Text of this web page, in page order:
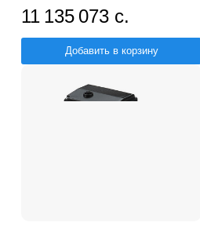
11 135 073 с.
Добавить в корзину